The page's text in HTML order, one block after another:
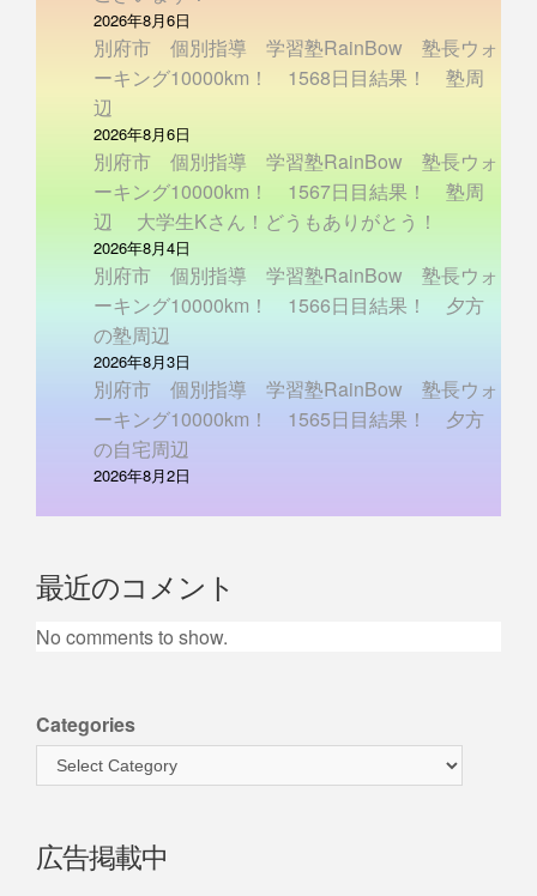
2026年8月6日
別府市 個別指導 学習塾RainBow 塾長ウォ
ーキング10000km！ 1568日目結果！ 塾周
辺
2026年8月6日
別府市 個別指導 学習塾RainBow 塾長ウォ
ーキング10000km！ 1567日目結果！ 塾周
辺 大学生Kさん！どうもありがとう！
2026年8月4日
別府市 個別指導 学習塾RainBow 塾長ウォ
ーキング10000km！ 1566日目結果！ 夕方
の塾周辺
2026年8月3日
別府市 個別指導 学習塾RainBow 塾長ウォ
ーキング10000km！ 1565日目結果！ 夕方
の自宅周辺
2026年8月2日
最近のコメント
No comments to show.
Categories
広告掲載中